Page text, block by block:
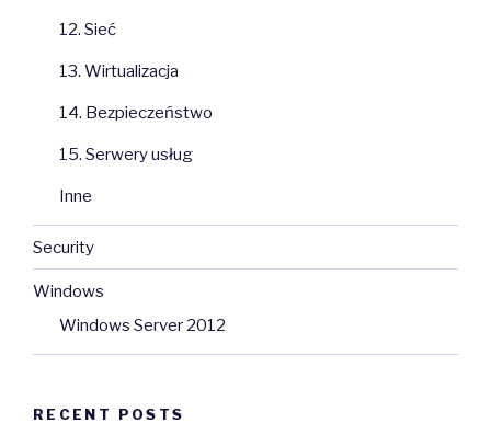
12. Sieć
13. Wirtualizacja
14. Bezpieczeństwo
15. Serwery usług
Inne
Security
Windows
Windows Server 2012
RECENT POSTS